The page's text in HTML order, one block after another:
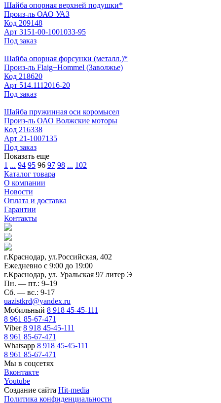
Шайба опорная верхней подушки*
Произ-ль ОАО УАЗ
Код 209148
Арт 3151-00-1001033-95
Под заказ
Шайба опорная форсунки (металл.)*
Произ-ль Flaig+Hommel (Заволжье)
Код 218620
Арт 514.1112016-20
Под заказ
Шайба пружинная оси коромысел
Произ-ль ОАО Волжские моторы
Код 216338
Арт 21-1007135
Под заказ
Показать еще
1 ... 94 95 96 97 98 ... 102
Каталог товара
О компании
Новости
Оплата и доставка
Гарантии
Контакты
г.Краснодар, ул.Российская, 402
Ежедневно c 9:00 до 19:00
г.Краснодар, ул. Уральская 97 литер Э
Пн. — пт.: 9–19
Сб. — вс.: 9-17
uazistkrd@yandex.ru
Мобильный 8 918 45-45-111
8 961 85-67-471
Viber8 918 45-45-111
8 961 85-67-471
Whatsapp 8 918 45-45-111
8 961 85-67-471
Мы в соцсетях
Вконтакте
Youtube
Создание сайта Hit-media
Политика конфиденциальности